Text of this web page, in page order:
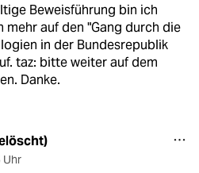
Beweisführung bin ich
mehr auf den "Gang durch die
in der Bundesrepublik
taz: bitte weiter auf dem
Danke.
Uhr